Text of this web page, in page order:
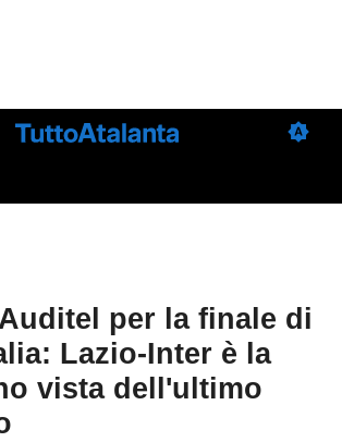
per la finale di
Lazio-Inter è la
vista dell'ultimo